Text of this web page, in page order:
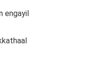
engayil